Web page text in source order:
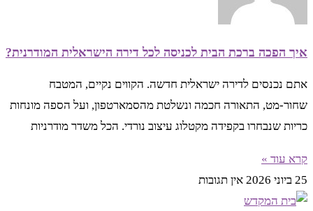
איך הפכה ברכת הבית לכניסה לכל דירה הישראלית המודרנית?
אתם נכנסים לדירה ישראלית חדשה. הקווים נקיים, המטבח
שחור-מט, התאורה חכמה ונשלטת מהסמארטפון, ועל הספה מונחות
כריות שנבחרו בקפידה מקטלוג עיצוב נורדי. הכל משדר מודרניות
קרא עוד »
25 ביוני 2026
אין תגובות